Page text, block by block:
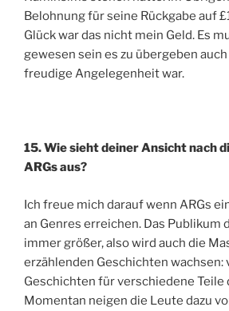
Belohnung für seine Rückgabe auf
Glück war das nicht mein Geld. Es
gewesen sein es zu übergeben
freudige Angelegenheit war.
15. Wie sieht deiner Ansicht nach
ARGs aus?
Ich freue mich darauf wenn ARGs
an Genres erreichen. Das Publikum
immer größer, also wird auch die
erzählenden Geschichten wachsen:
Geschichten für verschiedene Teile
Momentan neigen die Leute dazu